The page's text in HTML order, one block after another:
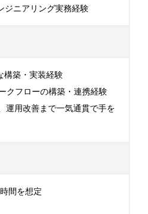
ジニアリング実務経験
構築・実装経験
クフローの構築・連携経験
運用改善まで一気通貫で手を
間を想定